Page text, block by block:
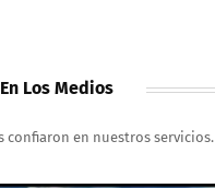
Los Medios
confiaron en nuestros servicios.